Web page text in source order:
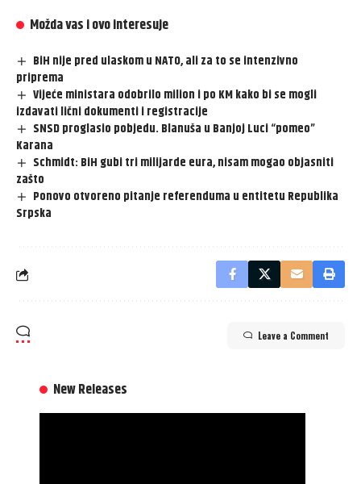
Možda vas i ovo interesuje
BiH nije pred ulaskom u NATO, ali za to se intenzivno
priprema
Vijeće ministara odobrilo milion i po KM kako bi se mogli
izdavati lični dokumenti i registracije
SNSD proglasio pobjedu. Blanuša u Banjoj Luci “pomeo”
Karana
Schmidt: BiH gubi tri milijarde eura, nisam mogao objasniti
zašto
Ponovo otvoreno pitanje referenduma u entitetu Republika
Srpska
Leave a Comment
New Releases